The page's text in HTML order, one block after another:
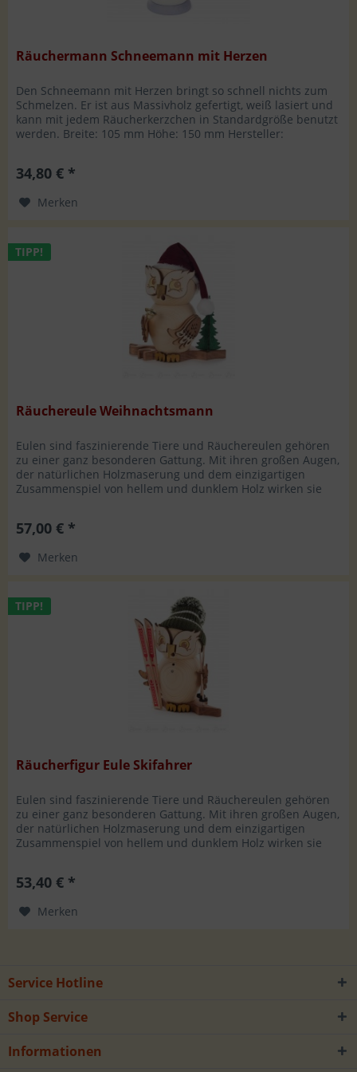
Räuchermann Schneemann mit Herzen
Den Schneemann mit Herzen bringt so schnell nichts zum
Schmelzen. Er ist aus Massivholz gefertigt, weiß lasiert und
kann mit jedem Räucherkerzchen in Standardgröße benutzt
werden. Breite: 105 mm Höhe: 150 mm Hersteller:
34,80 € *
Merken
TIPP!
Räuchereule Weihnachtsmann
Eulen sind faszinierende Tiere und Räuchereulen gehören
zu einer ganz besonderen Gattung. Mit ihren großen Augen,
der natürlichen Holzmaserung und dem einzigartigen
Zusammenspiel von hellem und dunklem Holz wirken sie
57,00 € *
Merken
TIPP!
Räucherfigur Eule Skifahrer
Eulen sind faszinierende Tiere und Räuchereulen gehören
zu einer ganz besonderen Gattung. Mit ihren großen Augen,
der natürlichen Holzmaserung und dem einzigartigen
Zusammenspiel von hellem und dunklem Holz wirken sie
53,40 € *
Merken
Service Hotline
Shop Service
Informationen